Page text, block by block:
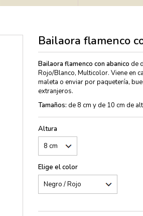
Bailaora flamenco
Bailaora flamenco con abanico de
Rojo/Blanco, Multicolor. Viene en
maleta o enviar por paquetería,
extranjeros.
Tamaños: de 8 cm y de 10 cm de
Altura
Elige el color